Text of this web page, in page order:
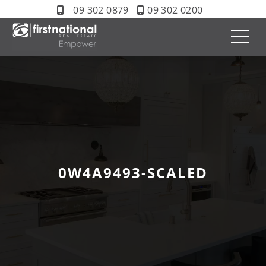
09 302 0879 09 302 0200
0W4A9493-SCALED